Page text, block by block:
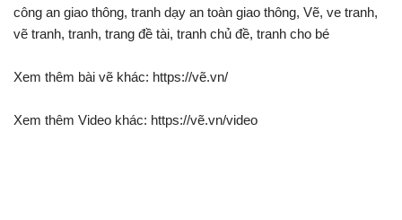
công an giao thông, tranh dạy an toàn giao thông, Vẽ, ve tranh,
vẽ tranh, tranh, trang đề tài, tranh chủ đề, tranh cho bé
Xem thêm bài vẽ khác: https://vẽ.vn/
Xem thêm Video khác: https://vẽ.vn/video